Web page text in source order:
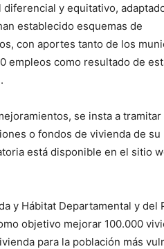
Vincúlate
Mi Cuenta
y equitativo,
establecido esquemas de
con aportes tanto de los
empleos como resultado de
se insta a tramitar
o fondos de vivienda de su
está disponible en el sitio
y Hábitat Departamental y del
objetivo mejorar 100.000
para la población más